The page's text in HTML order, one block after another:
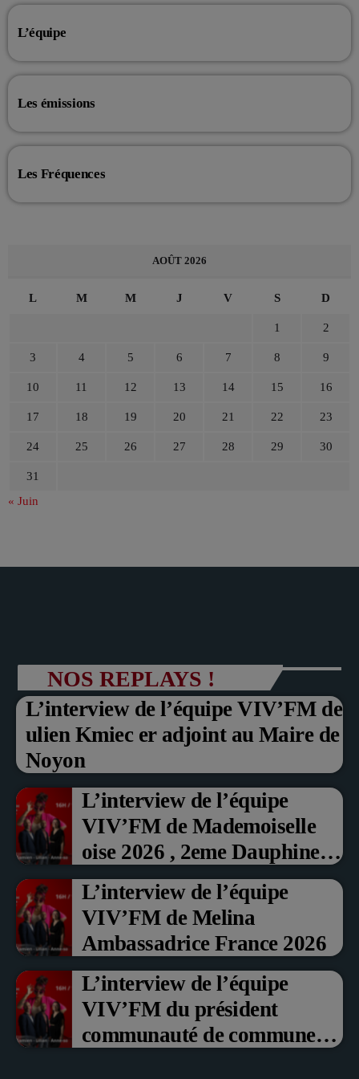
L’équipe
Les émissions
Les Fréquences
AOÛT 2026
L M M J V S D
1 2
3 4 5 6 7 8 9
10 11 12 13 14 15 16
17 18 19 20 21 22 23
24 25 26 27 28 29 30
31
« Juin
NOS REPLAYS !
L’interview de l’équipe VIV’FM de
ulien Kmiec er adjoint au Maire de
Noyon
L’interview de l’équipe
VIV’FM de Mademoiselle
oise 2026 , 2eme Dauphine et
Prix du Public , Marche aux
fruits rouge Noyon 2026
L’interview de l’équipe
VIV’FM de Melina
Ambassadrice France 2026
L’interview de l’équipe
VIV’FM du président
communauté de communes